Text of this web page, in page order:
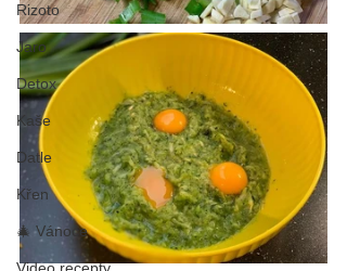
Rizoto
Jaro
Detox
Kaše
Datle
Křen
🎄 Vánoce